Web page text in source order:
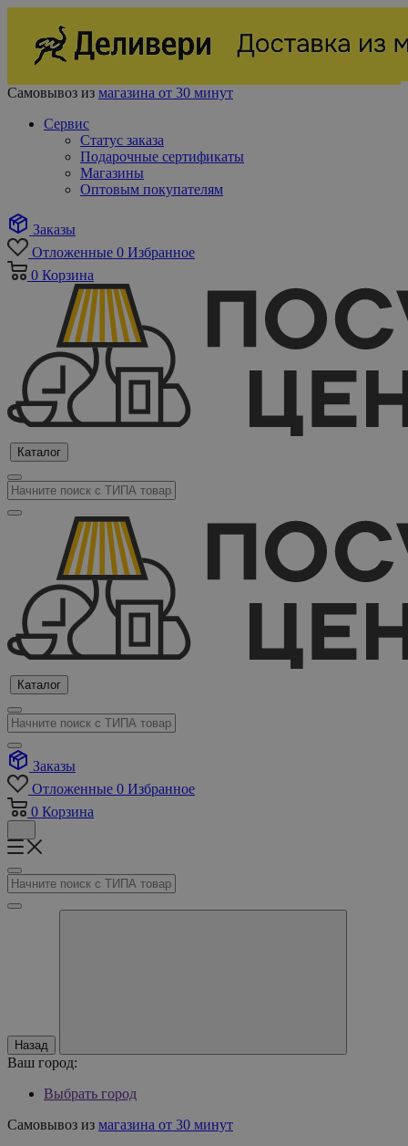
Самовывоз из магазина от 30 минут
Сервис
Статус заказа
Подарочные сертификаты
Магазины
Оптовым покупателям
Заказы
Отложенные 0 Избранное
0 Корзина
Каталог
Каталог
Заказы
Отложенные 0 Избранное
0 Корзина
Назад
Ваш город:
Выбрать город
Самовывоз из магазина от 30 минут